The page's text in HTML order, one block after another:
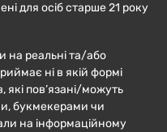
для осіб старше 21 року
на реальні та/або
ні в якій формі
які пов’язані/можуть
букмекерами чи
на інформаційному